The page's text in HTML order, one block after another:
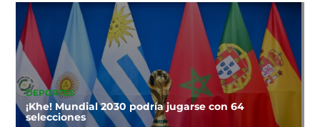
DEPORTES
¡Khe! Mundial 2030 podría jugarse con 64
selecciones